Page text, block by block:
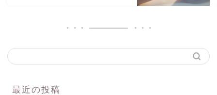
最近の投稿